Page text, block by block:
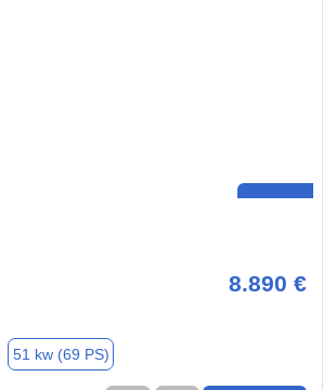
8.890 €
51 kw (69 PS)